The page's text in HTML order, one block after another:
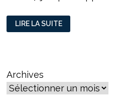
CHRISTOPHE
CASTANER
EN
LES
CANDIDATS
LREM
LIRE LA SUITE
Archives